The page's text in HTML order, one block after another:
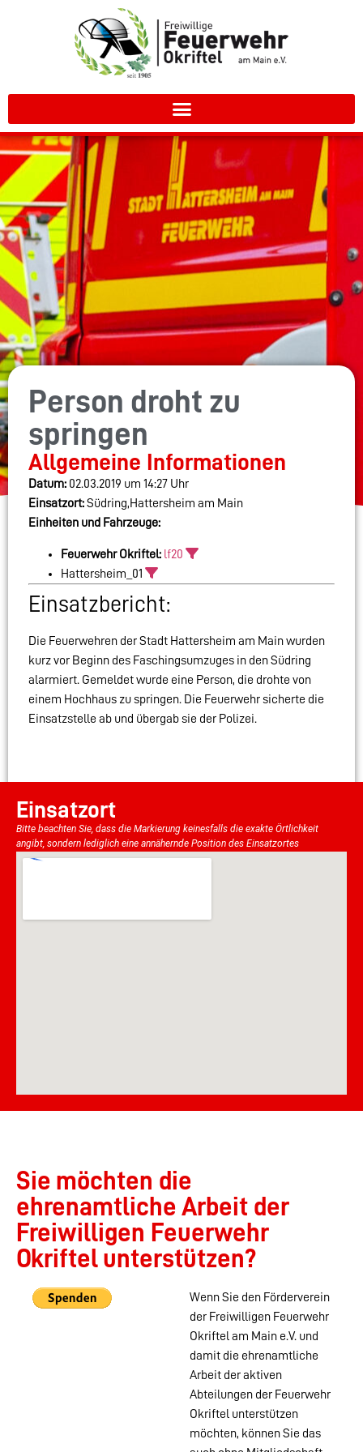
Person droht zu
springen
Allgemeine Informationen
Datum: 02.03.2019 um 14:27 Uhr
Einsatzort:Südring,Hattersheim am Main
Einheiten und Fahrzeuge:
Feuerwehr Okriftel: lf20
Hattersheim_01
Einsatzbericht:
Die Feuerwehren der Stadt Hattersheim am Main wurden
kurz vor Beginn des Faschingsumzuges in den Südring
alarmiert. Gemeldet wurde eine Person, die drohte von
einem Hochhaus zu springen. Die Feuerwehr sicherte die
Einsatzstelle ab und übergab sie der Polizei.
Einsatzort
Bitte beachten Sie, dass die Markierung keinesfalls die exakte Örtlichkeit
angibt, sondern lediglich eine annähernde Position des Einsatzortes
Sie möchten die
ehrenamtliche Arbeit der
Freiwilligen Feuerwehr
Okriftel unterstützen?
Wenn Sie den Förderverein
der Freiwilligen Feuerwehr
Okriftel am Main e.V. und
damit die ehrenamtliche
Arbeit der aktiven
Abteilungen der Feuerwehr
Okriftel unterstützen
möchten, können Sie das